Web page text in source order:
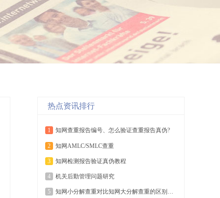
热点资讯排行
1 知网查重报告编号、怎么验证查重报告真伪?
2 知网AMLC/SMLC查重
3 知网检测报告验证真伪教程
4 机关后勤管理问题研究
5 知网小分解查重对比知网大分解查重的区别有哪些？